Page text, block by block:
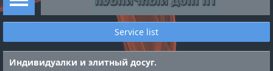
Service list
Индивидуалки и элитный досуг.